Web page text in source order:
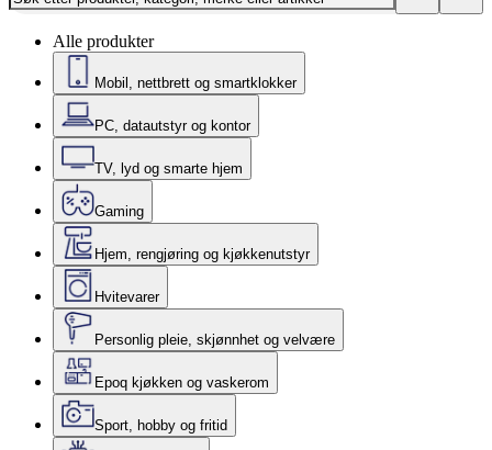
Alle produkter
Mobil, nettbrett og smartklokker
PC, datautstyr og kontor
TV, lyd og smarte hjem
Gaming
Hjem, rengjøring og kjøkkenutstyr
Hvitevarer
Personlig pleie, skjønnhet og velvære
Epoq kjøkken og vaskerom
Sport, hobby og fritid